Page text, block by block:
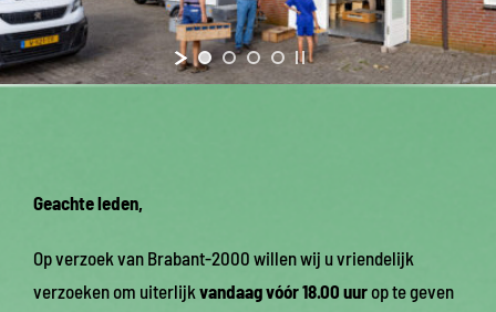
Geachte leden,
Op verzoek van Brabant-2000 willen wij u vriendelijk
verzoeken om uiterlijk vandaag vóór 18.00 uurop te geven